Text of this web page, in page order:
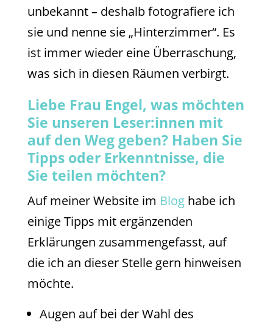
unbekannt – deshalb fotografiere ich
sie und nenne sie „Hinterzimmer“. Es
ist immer wieder eine Überraschung,
was sich in diesen Räumen verbirgt.
Liebe Frau Engel, was möchten
Sie unseren Leser:innen mit
auf den Weg geben? Haben Sie
Tipps oder Erkenntnisse, die
Sie teilen möchten?
Auf meiner Website im Bloghabe ich
einige Tipps mit ergänzenden
Erklärungen zusammengefasst, auf
die ich an dieser Stelle gern hinweisen
möchte.
Augen auf bei der Wahl des